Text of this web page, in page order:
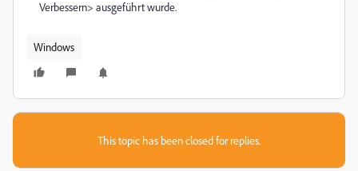
Verbessern> ausgeführt wurde.
Windows
This topic has been closed for replies.